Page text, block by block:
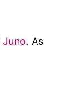
Juno. As